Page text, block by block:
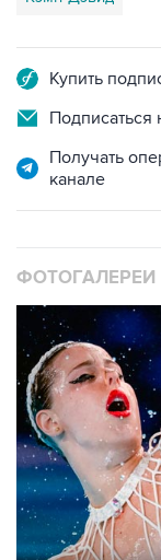
Купить
Подписаться
Получать
канале
ФОТОГАЛЕРЕИ